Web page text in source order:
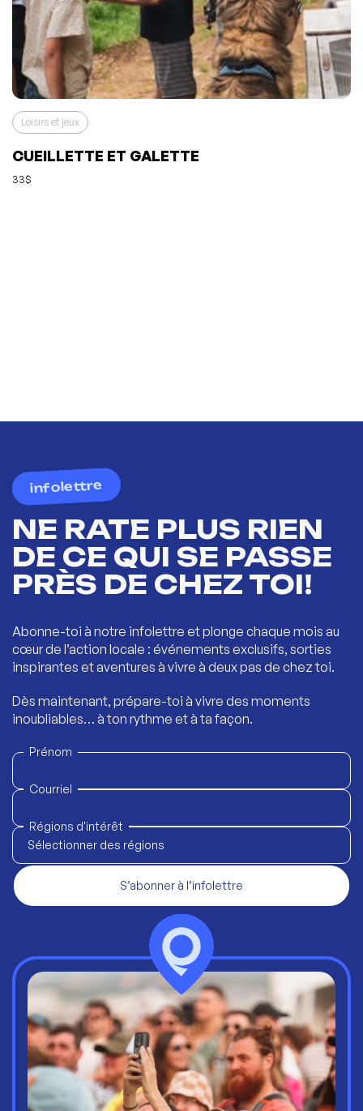
Loisirs et jeux
CUEILLETTE ET GALETTE
33$
infolettre
NE RATE PLUS RIEN
DE CE QUI SE PASSE
PRÈS DE CHEZ TOI!
Abonne-toi à notre infolettre et plonge chaque mois au
cœur de l’action locale : événements exclusifs, sorties
inspirantes et aventures à vivre à deux pas de chez toi.
Dès maintenant, prépare-toi à vivre des moments
inoubliables… à ton rythme et à ta façon.
Prénom
Courriel
Régions d'intérêt
Sélectionner des régions
S’abonner à l’infolettre